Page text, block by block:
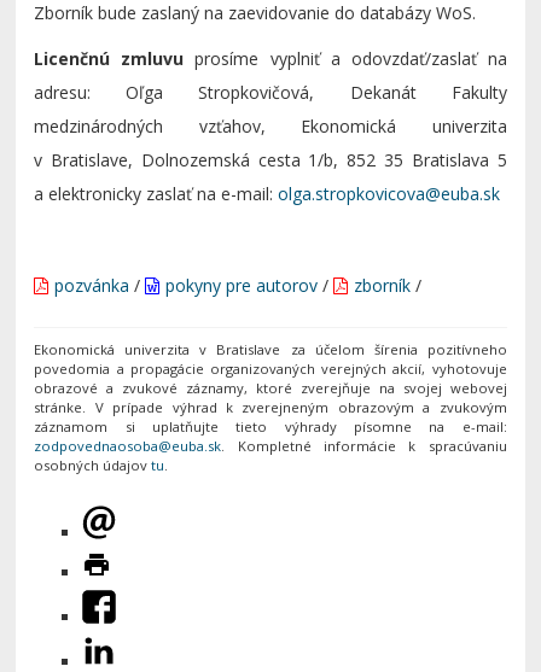
Zborník bude zaslaný na zaevidovanie do databázy WoS.
Licenčnú zmluvu prosíme vyplniť a odovzdať/zaslať na
adresu: Oľga Stropkovičová, Dekanát Fakulty
medzinárodných vzťahov, Ekonomická univerzita
v Bratislave, Dolnozemská cesta 1/b, 852 35 Bratislava 5
a elektronicky zaslať na e-mail:
pozvánka / pokyny pre autorov / zborník /
Ekonomická univerzita v Bratislave za účelom šírenia pozitívneho
povedomia a propagácie organizovaných verejných akcií, vyhotovuje
obrazové a zvukové záznamy, ktoré zverejňuje na svojej webovej
stránke. V prípade výhrad k zverejneným obrazovým a zvukovým
záznamom si uplatňujte tieto výhrady písomne na e-mail:
. Kompletné informácie k spracúvaniu
osobných údajovtu.